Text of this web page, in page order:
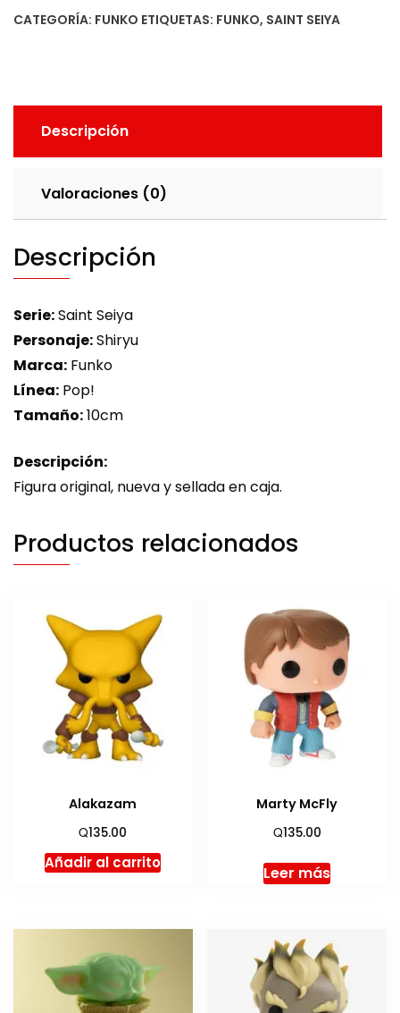
CATEGORÍA: FUNKO ETIQUETAS: FUNKO, SAINT SEIYA
Descripción
Valoraciones (0)
Descripción
Serie:Saint Seiya
Personaje:Shiryu
Marca: Funko
Línea: Pop!
Tamaño:10cm
Descripción:
Figura original, nueva y sellada en caja.
Productos relacionados
Alakazam
Q135.00
Añadir al carrito
Marty McFly
Q135.00
Leer más